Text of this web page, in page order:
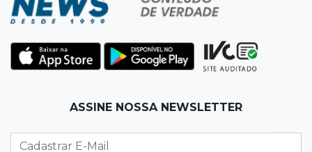
Trajetória de membros do PCC revela
presença em metade dos presídios de MS
Trânsito
homicídio
ASSINE NOSSA NEWSLETTER